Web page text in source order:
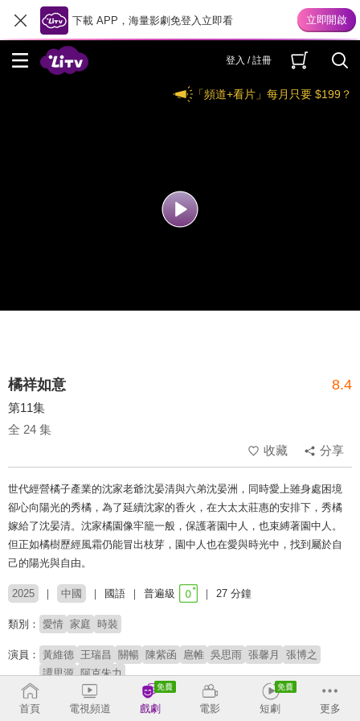
下載 APP，海量影劇免登入立即看
登入 / 註冊
「頻道+看片」每月只要 $199？
橘祥如意 8.4
第11集
全 24 集
收藏
分享
世代經營橘子產業的沈家老爺沈晏清與六弟沈晏洲，同時愛上雖身處困境
卻心向陽光的秀橘，為了延續沈家的香火，在大太太莊惠的安排下，秀橘
嫁給了沈晏清。沈家橘園像牢籠一般，保護著園中人，也束縛著園中人。
但正如橘樹歷經風霜仍能冒出枝芽，園中人也在愛與時光中，找到屬於自
己的陽光與自由。
2025 中國 國語 普遍級 27 分鐘
類別： 愛情 家庭 時裝
演員： 黃維德 王瑞昌 關暢 陳紫函 扈帷 吳思雨 張馨月
張博之
譚思源 阿克朱力
導演： 何佳男
首頁 電視頻道 戲劇 電影 短劇 更多